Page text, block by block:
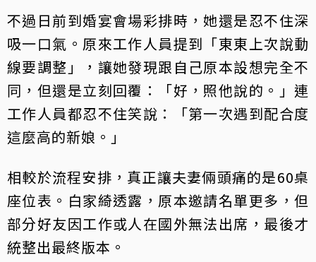
不過日前到婚宴會場彩排時，她還是忍不住深
吸一口氣。原來工作人員提到「東東上次說動
線要調整」，讓她發現跟自己原本設想完全不
同，但還是立刻回覆：「好，照他說的。」連
工作人員都忍不住笑說：「第一次遇到配合度
這麼高的新娘。」
相較於流程安排，真正讓夫妻倆頭痛的是60桌
座位表。白家綺透露，原本邀請名單更多，但
部分好友因工作或人在國外無法出席，最後才
統整出最終版本。